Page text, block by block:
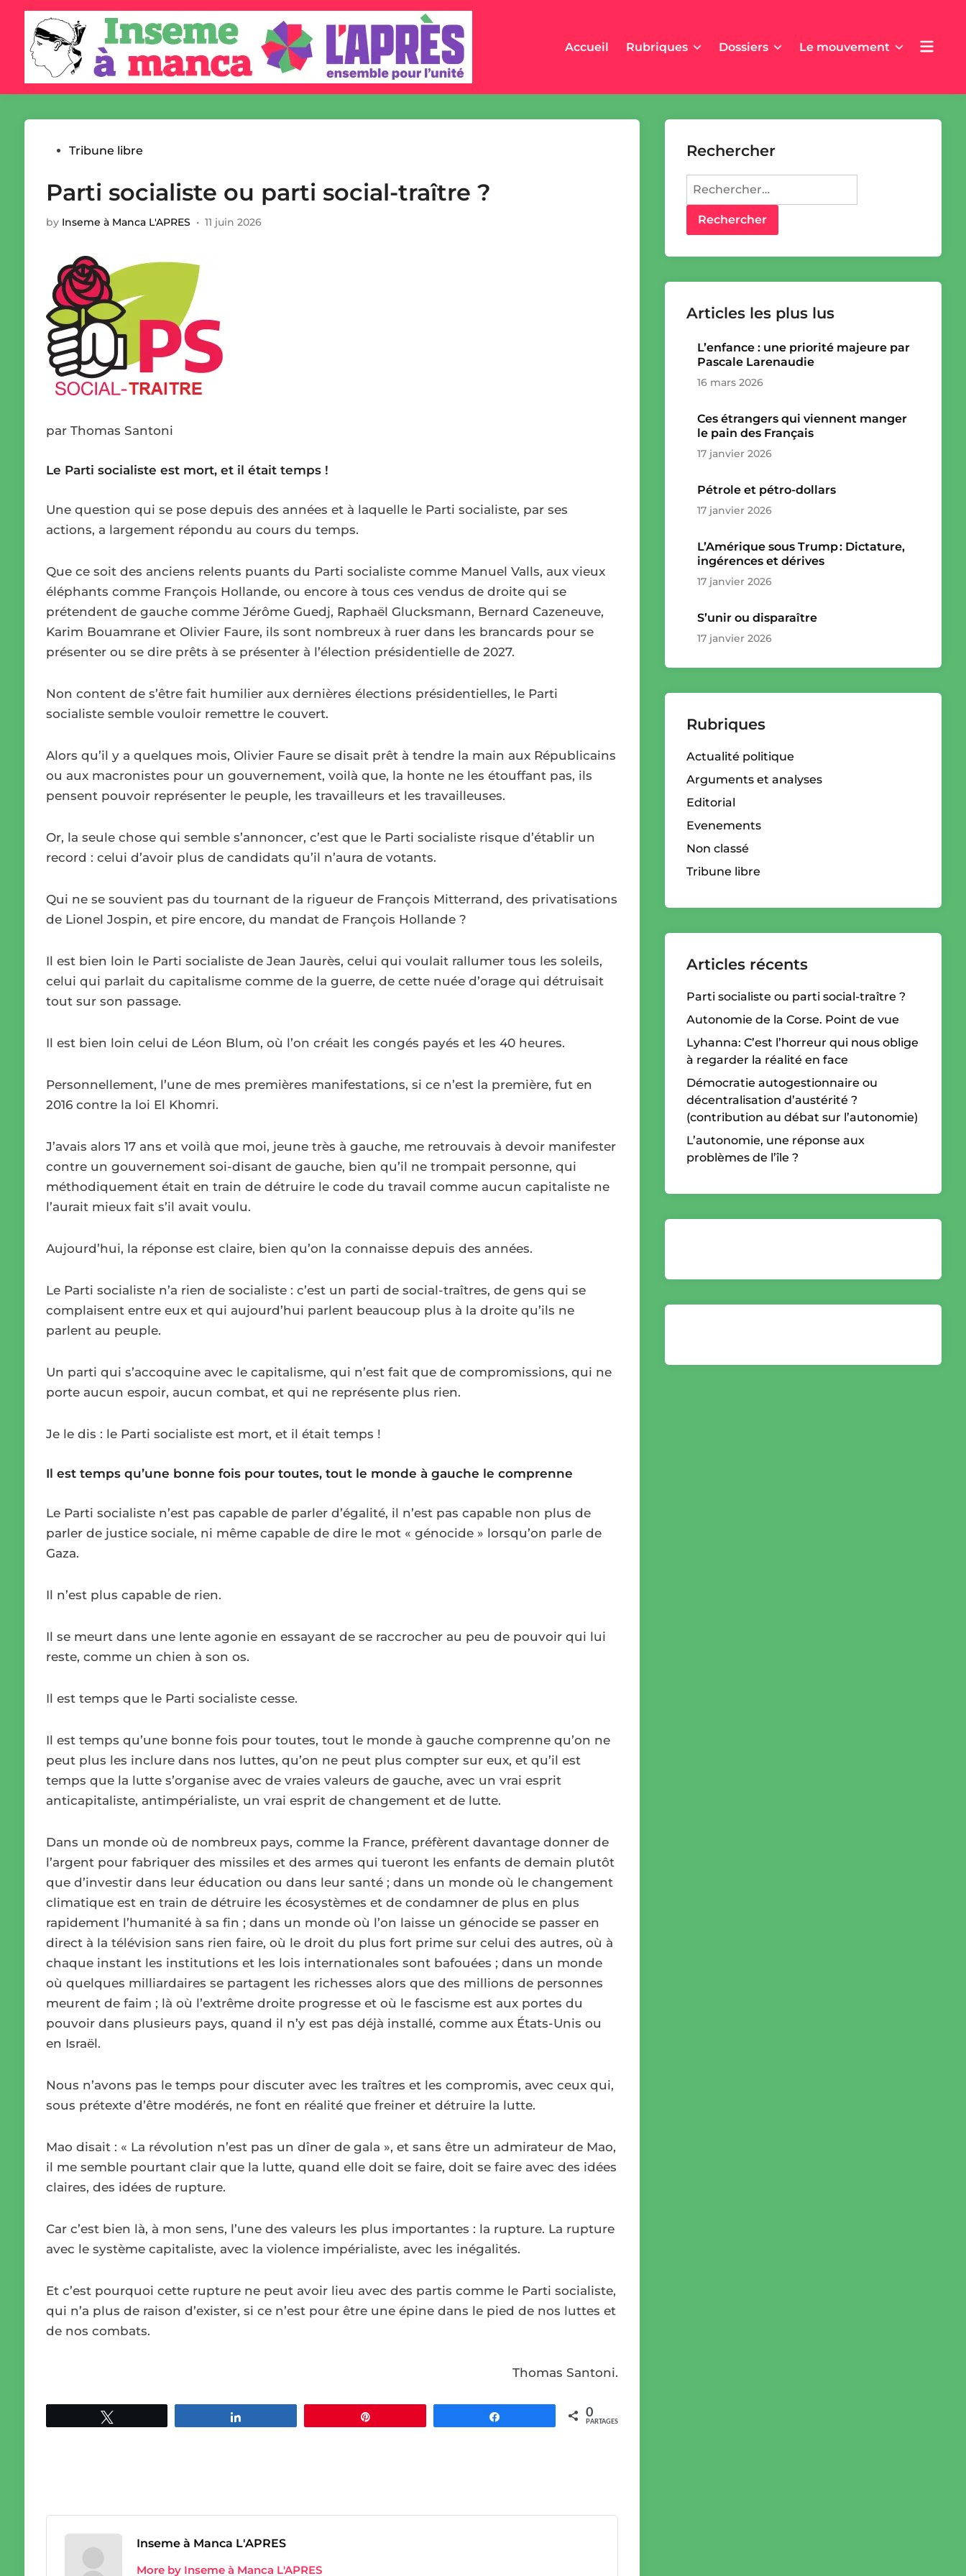
content
Accueil Rubriques Dossiers Le mouvement
Open
PostedTribune libre
Parti socialiste ou parti social-traître ?
by Inseme à Manca L'APRES • 11 juin 2026
par Thomas Santoni
Le Parti socialiste est mort, et il était temps !
Une question qui se pose depuis des années et à laquelle le Parti socialiste, par ses
actions, a largement répondu au cours du temps.
Que ce soit des anciens relents puants du Parti socialiste comme Manuel Valls, aux vieux
éléphants comme François Hollande, ou encore à tous ces vendus de droite qui se
prétendent de gauche comme Jérôme Guedj, Raphaël Glucksmann, Bernard Cazeneuve,
Karim Bouamrane et Olivier Faure, ils sont nombreux à ruer dans les brancards pour se
présenter ou se dire prêts à se présenter à l’élection présidentielle de 2027.
Non content de s’être fait humilier aux dernières élections présidentielles, le Parti
socialiste semble vouloir remettre le couvert.
Alors qu’il y a quelques mois, Olivier Faure se disait prêt à tendre la main aux Républicains
ou aux macronistes pour un gouvernement, voilà que, la honte ne les étouffant pas, ils
pensent pouvoir représenter le peuple, les travailleurs et les travailleuses.
Or, la seule chose qui semble s’annoncer, c’est que le Parti socialiste risque d’établir un
record : celui d’avoir plus de candidats qu’il n’aura de votants.
Qui ne se souvient pas du tournant de la rigueur de François Mitterrand, des privatisations
de Lionel Jospin, et pire encore, du mandat de François Hollande ?
Il est bien loin le Parti socialiste de Jean Jaurès, celui qui voulait rallumer tous les soleils,
celui qui parlait du capitalisme comme de la guerre, de cette nuée d’orage qui détruisait
tout sur son passage.
Il est bien loin celui de Léon Blum, où l’on créait les congés payés et les 40 heures.
Personnellement, l’une de mes premières manifestations, si ce n’est la première, fut en
2016 contre la loi El Khomri.
J’avais alors 17 ans et voilà que moi, jeune très à gauche, me retrouvais à devoir manifester
contre un gouvernement soi-disant de gauche, bien qu’il ne trompait personne, qui
méthodiquement était en train de détruire le code du travail comme aucun capitaliste ne
l’aurait mieux fait s’il avait voulu.
Aujourd’hui, la réponse est claire, bien qu’on la connaisse depuis des années.
Le Parti socialiste n’a rien de socialiste : c’est un parti de social-traîtres, de gens qui se
complaisent entre eux et qui aujourd’hui parlent beaucoup plus à la droite qu’ils ne
parlent au peuple.
Un parti qui s’accoquine avec le capitalisme, qui n’est fait que de compromissions, qui ne
porte aucun espoir, aucun combat, et qui ne représente plus rien.
Je le dis : le Parti socialiste est mort, et il était temps !
Il est temps qu’une bonne fois pour toutes, tout le monde à gauche le comprenne
Le Parti socialiste n’est pas capable de parler d’égalité, il n’est pas capable non plus de
parler de justice sociale, ni même capable de dire le mot « génocide » lorsqu’on parle de
Gaza.
Il n’est plus capable de rien.
Il se meurt dans une lente agonie en essayant de se raccrocher au peu de pouvoir qui lui
reste, comme un chien à son os.
Il est temps que le Parti socialiste cesse.
Il est temps qu’une bonne fois pour toutes, tout le monde à gauche comprenne qu’on ne
peut plus les inclure dans nos luttes, qu’on ne peut plus compter sur eux, et qu’il est
temps que la lutte s’organise avec de vraies valeurs de gauche, avec un vrai esprit
anticapitaliste, antimpérialiste, un vrai esprit de changement et de lutte.
Dans un monde où de nombreux pays, comme la France, préfèrent davantage donner de
l’argent pour fabriquer des missiles et des armes qui tueront les enfants de demain plutôt
que d’investir dans leur éducation ou dans leur santé ; dans un monde où le changement
climatique est en train de détruire les écosystèmes et de condamner de plus en plus
rapidement l’humanité à sa fin ; dans un monde où l’on laisse un génocide se passer en
direct à la télévision sans rien faire, où le droit du plus fort prime sur celui des autres, où à
chaque instant les institutions et les lois internationales sont bafouées ; dans un monde
où quelques milliardaires se partagent les richesses alors que des millions de personnes
meurent de faim ; là où l’extrême droite progresse et où le fascisme est aux portes du
pouvoir dans plusieurs pays, quand il n’y est pas déjà installé, comme aux États-Unis ou
en Israël.
Nous n’avons pas le temps pour discuter avec les traîtres et les compromis, avec ceux qui,
sous prétexte d’être modérés, ne font en réalité que freiner et détruire la lutte.
Mao disait : « La révolution n’est pas un dîner de gala », et sans être un admirateur de Mao,
il me semble pourtant clair que la lutte, quand elle doit se faire, doit se faire avec des idées
claires, des idées de rupture.
Car c’est bien là, à mon sens, l’une des valeurs les plus importantes : la rupture. La rupture
avec le système capitaliste, avec la violence impérialiste, avec les inégalités.
Et c’est pourquoi cette rupture ne peut avoir lieu avec des partis comme le Parti socialiste,
qui n’a plus de raison d’exister, si ce n’est pour être une épine dans le pied de nos luttes et
de nos combats.
Thomas Santoni.
0
PARTAGES
Inseme à Manca L'APRES
More by Inseme à Manca L'APRES
Rechercher
Rechercher :
Articles les plus lus
L’enfance : une priorité majeure par
Pascale Larenaudie
16 mars 2026
Ces étrangers qui viennent manger
le pain des Français
17 janvier 2026
Pétrole et pétro-dollars
17 janvier 2026
L’Amérique sous Trump : Dictature,
ingérences et dérives
17 janvier 2026
S’unir ou disparaître
17 janvier 2026
Rubriques
Actualité politique
Arguments et analyses
Editorial
Evenements
Non classé
Tribune libre
Articles récents
Parti socialiste ou parti social-traître ?
Autonomie de la Corse. Point de vue
Lyhanna: C’est l’horreur qui nous oblige
à regarder la réalité en face
Démocratie autogestionnaire ou
décentralisation d’austérité ?
(contribution au débat sur l’autonomie)
L’autonomie, une réponse aux
problèmes de l’île ?